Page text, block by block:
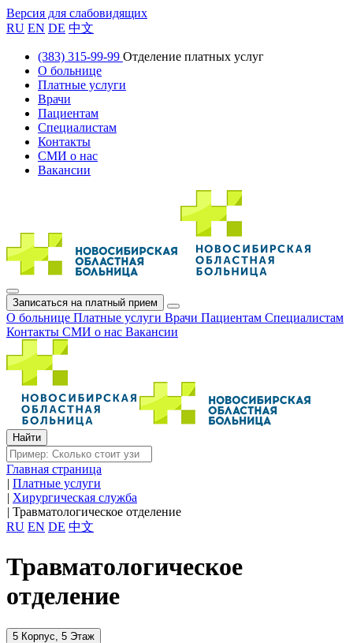
Версия для слабовидящих
RU EN DE 中文
(383) 315-99-99 Отделение платных услуг
О больнице
Платные услуги
Врачи
Пациентам
Специалистам
Контакты
СМИ о нас
Вакансии
Записаться на платный прием
О больнице Платные услуги Врачи Пациентам Специалистам
Контакты СМИ о нас Вакансии
Главная страница
| Платные услуги
| Хирургическая служба
| Травматологическое отделение
RU EN DE 中文
Травматологическое
отделение
5 Корпус, 5 Этаж